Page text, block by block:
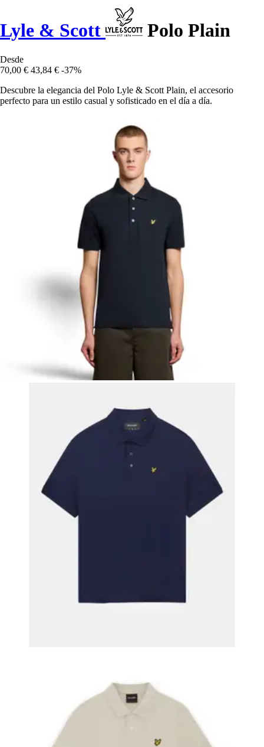
Lyle & Scott Polo Plain
Desde
70,00 € 43,84 € -37%
Descubre la elegancia del Polo Lyle & Scott Plain, el accesorio
perfecto para un estilo casual y sofisticado en el día a día.